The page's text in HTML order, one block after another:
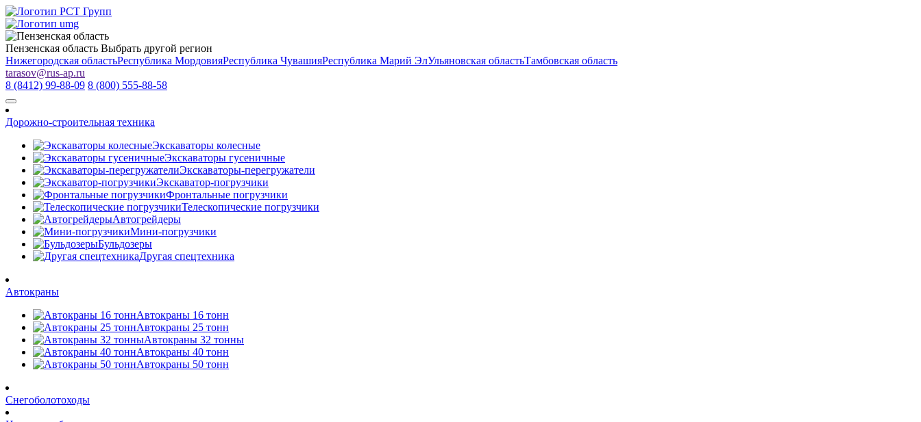
Пензенская область Выбрать другой регион
Нижегородская областьРеспублика МордовияРеспублика ЧувашияРеспублика Марий ЭлУльяновская областьТамбовская область
tarasov@rus-ap.ru
8 (8412) 99-88-09 8 (800) 555-88-58
Дорожно-строительная техника
Экскаваторы колесные
Экскаваторы гусеничные
Экскаваторы-перегружатели
Экскаватор-погрузчики
Фронтальные погрузчики
Телескопические погрузчики
Автогрейдеры
Мини-погрузчики
Бульдозеры
Другая спецтехника
Автокраны
Автокраны 16 тонн
Автокраны 25 тонн
Автокраны 32 тонны
Автокраны 40 тонн
Автокраны 50 тонн
Снегоболотоходы